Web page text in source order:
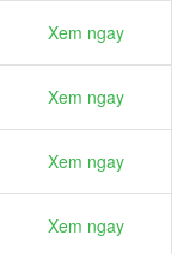
Xem ngay
Xem ngay
Xem ngay
Xem ngay